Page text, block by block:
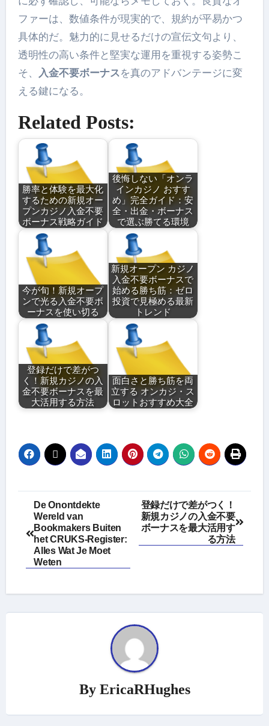
ファーは、数値条件が現実的で、規約が平易かつ
具体的だ。魅力的に見せるだけの宣伝文句より、
透明性の高い条件と堅実な運用を重視する姿勢こ
そ、
入金不要ボーナス を真のアドバンテージに変
える鍵になる。
Related Posts:
勝率と体験を最大化
するための新規オー
プンカジノ入金不要
ボーナス戦略ガイド
後悔しない「オンラ
インカジノ おすす
め」完全ガイド：安
全・出金・ボーナス
で選ぶ勝てる環境
今が旬！新規オープ
ンで光る入金不要ボ
ーナスを使い切る
新規オープン カジノ
入金不要ボーナスで
始める勝ち筋：ゼロ
投資で見極める最新
トレンド
登録だけで差がつ
く！新規カジノの入
金不要ボーナスを最
大活用する方法
面白さと勝ち筋を両
立する オンカジ・ス
ロットおすすめ大全
Post
navigation
De Onontdekte
Wereld van
Bookmakers Buiten
het CRUKS-Register:
Alles Wat Je Moet
Weten
登録だけで差がつく！
新規カジノの入金不要
ボーナスを最大活用す
る方法
By EricaRHughes